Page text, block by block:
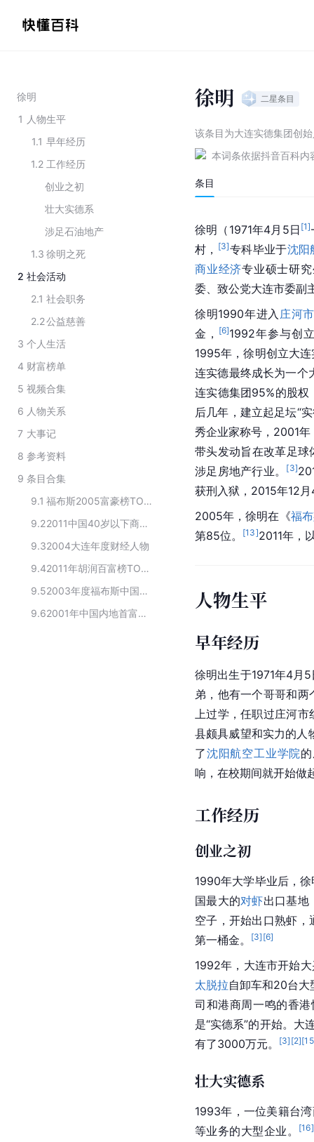
徐明
1 人物生平
1.1 早年经历
1.2 工作经历
创业之初
壮大实德系
涉足石油地产
1.3 徐明之死
2 社会活动
2.1 社会职务
2.2公益慈善
3 个人生活
4 财富榜单
5 视频合集
6 人物关系
7 大事记
8 参考资料
9 条目合集
9.1
福布斯2005富豪榜TOP10
9.2
2011中国40岁以下商界精英榜
9.32004大连年度财经人物
9.4
2011年胡润百富榜TOP100
9.5
2003年度福布斯中国富豪榜前50名单
9.6
2001年中国内地首富排行榜
徐明 二星条目
该条目为大连实德集团创
本词条依据抖音百科内
条目
徐明（1971年4月5日 [1]
村， [3]专科毕业于沈阳
商业经济专业硕士研
委、致公党大连市委副
徐明1990年进入 庄河市
金， [6]1992年参与创
1995年，徐明创立大
连实德最终成长为一个
连实德集团95%的股权
后几年，建立起足坛“
秀企业家称号，2001年
带头发动旨在改革足球
涉足房地产行业。
[3]
获刑入狱，2015年12
2005年，徐明在《福
第85位。
[13]2011年，
人物生平
早年经历
徐明出生于1971年4月
弟，他有一个哥哥和
上过学，任职过庄河
县颇具威望和实力的人
了沈阳航空工业学院
响，在校期间就开始做
工作经历
创业之初
1990年大学毕业后，
国最大的对虾出口基地
空子，开始出口熟虾
第一桶金。
[3] [6]
1992年， 大连市开始
太脱拉自卸车和20台大
司和港商周一鸣的香港
是“实德系”的开始。大
有了3000万元。
[3] [2][15
壮大实德系
1993年，一位美籍台湾
等业务的大型企业。
[16]